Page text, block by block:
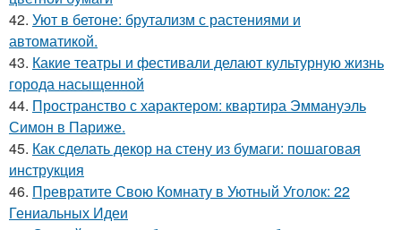
42. Уют в бетоне: брутализм с растениями и
автоматикой.
43. Какие театры и фестивали делают культурную жизнь
города насыщенной
44. Пространство с характером: квартира Эммануэль
Симон в Париже.
45. Как сделать декор на стену из бумаги: пошаговая
инструкция
46. Превратите Свою Комнату в Уютный Уголок: 22
Гениальных Идеи